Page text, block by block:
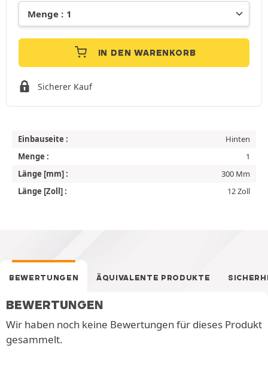
IN DEN WARENKORB
Sicherer Kauf
Einbauseite :
Hinten
Menge :
1
Länge [mm] :
300 Mm
Länge [Zoll] :
12 Zoll
BEWERTUNGEN ÄQUIVALENTE PRODUKTE
BEWERTUNGEN
Wir haben noch keine Bewertungen für dieses Produkt
gesammelt.